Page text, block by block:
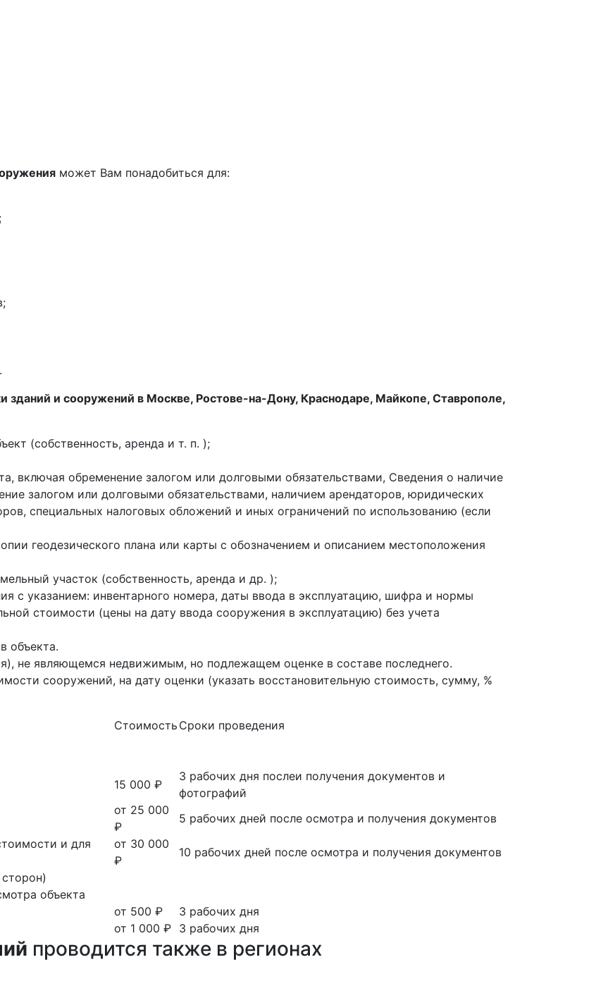
может Вам понадобиться для:
зданий и сооружений в Москве, Ростове-на-Дону, Краснодаре, Майкопе, Ставрополе,
(собственность, аренда и т. п. );
включая обременение залогом или долговыми обязательствами, Сведения о наличие
залогом или долговыми обязательствами, наличием арендаторов, юридических
специальных налоговых обложений и иных ограничений по использованию (если
геодезического плана или карты с обозначением и описанием местоположения
участок (собственность, аренда и др. );
с указанием: инвентарного номера, даты ввода в эксплуатацию, шифра и нормы
стоимости (цены на дату ввода сооружения в эксплуатацию) без учета
объекта.
не являющемся недвижимым, но подлежащем оценке в составе последнего.
сооружений, на дату оценки (указать восстановительную стоимость, сумму, %
Стоимость Сроки проведения
15 000 ₽
3 рабочих дня послеи получения документов и
фотографий
от 25 000
₽
5 рабочих дней после осмотра и получения документов
и для
от 30 000
₽
10 рабочих дней после осмотра и получения документов
объекта
от 500 ₽
3 рабочих дня
от 1 000 ₽ 3 рабочих дня
проводится также в регионах